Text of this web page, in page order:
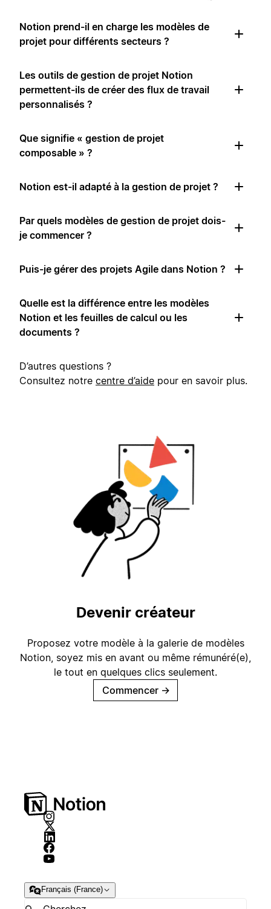
Notion prend-il en charge les modèles de
projet pour différents secteurs ?
Les outils de gestion de projet Notion
permettent-ils de créer des flux de travail
personnalisés ?
Que signifie « gestion de projet
composable » ?
Notion est-il adapté à la gestion de projet ?
Par quels modèles de gestion de projet dois-
je commencer ?
Puis-je gérer des projets Agile dans Notion ?
Quelle est la différence entre les modèles
Notion et les feuilles de calcul ou les
documents ?
D’autres questions ?
Consultez notre centre d’aide pour en savoir plus.
Devenir créateur
Proposez votre modèle à la galerie de modèles
Notion, soyez mis en avant ou même rémunéré(e),
le tout en quelques clics seulement.
Commencer →
Français (France)